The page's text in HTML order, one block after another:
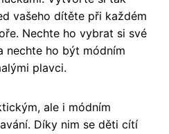
vašeho dítěte při každém
Nechte ho vybrat si své
nechte ho být módním
plavci.
ale i módním
Díky nim se děti cítí